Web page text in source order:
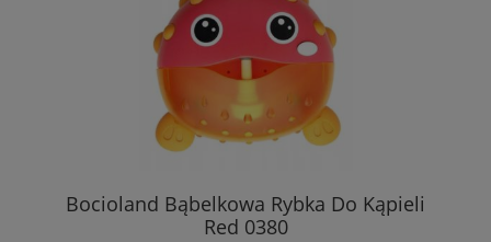
Bocioland Bąbelkowa Rybka Do Kąpieli
Red 0380